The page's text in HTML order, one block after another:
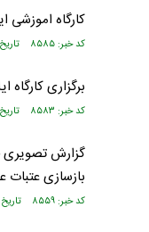
کارگاه اموزشی
کد خبر: ۸۵۸۵ تاریخ انتشار : ۱۴۰۴/۰۴/۲۸
برگزاری
کد خبر: ۸۵۸۳ تاریخ انتشار : ۱۴۰۴/۰۴/۲۸
گزارش تصویری
بازسازی عتبات
کد خبر: ۸۵۵۹ تاریخ انتشار : ۱۴۰۴/۰۴/۲۳